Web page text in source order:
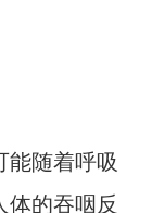
能随着呼吸
体的吞咽反